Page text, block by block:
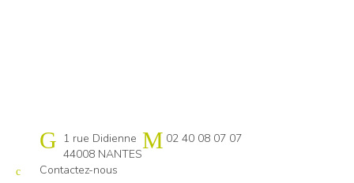
Cap emploi 44
1 rue Didienne
44008 NANTES
02 40 08 07 07
Contactez-nous